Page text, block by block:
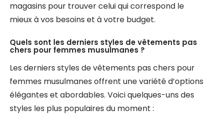
magasins pour trouver celui qui correspond le
mieux à vos besoins et à votre budget.
Quels sont les derniers styles de vêtements pas
chers pour femmes musulmanes ?
Les derniers styles de vêtements pas chers pour
femmes musulmanes offrent une variété d’options
élégantes et abordables. Voici quelques-uns des
styles les plus populaires du moment :